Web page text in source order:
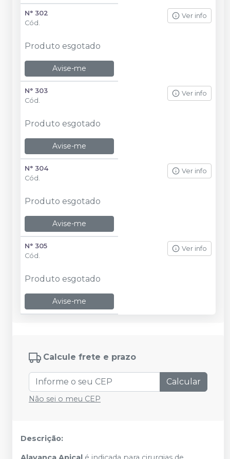
N° 302
Cód.
Ver info
Produto esgotado
Avise-me
N° 303
Cód.
Ver info
Produto esgotado
Avise-me
N° 304
Cód.
Ver info
Produto esgotado
Avise-me
N° 305
Cód.
Ver info
Produto esgotado
Avise-me
Calcule frete e prazo
Calcular
Não sei o meu CEP
Descrição: